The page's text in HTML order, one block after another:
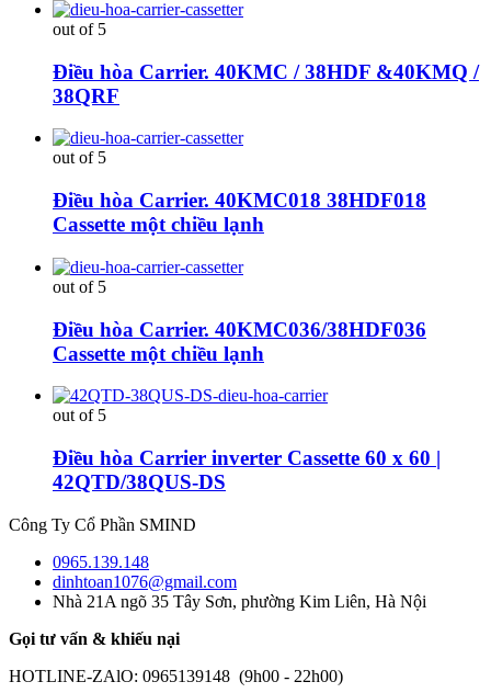
out of 5
Điều hòa Carrier. 40KMC / 38HDF &40KMQ /
38QRF
out of 5
Điều hòa Carrier. 40KMC018 38HDF018
Cassette một chiều lạnh
out of 5
Điều hòa Carrier. 40KMC036/38HDF036
Cassette một chiều lạnh
out of 5
Điều hòa Carrier inverter Cassette 60 x 60 |
42QTD/38QUS-DS
Công Ty Cổ Phần SMIND
0965.139.148
dinhtoan1076@gmail.com
Nhà 21A ngõ 35 Tây Sơn, phường Kim Liên, Hà Nội
Gọi tư vấn & khiếu nại
HOTLINE-ZAlO: 0965139148 (9h00 - 22h00)